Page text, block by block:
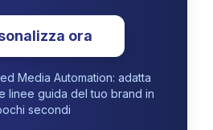
ora
Media Automation: adatta
linee guida del tuo brand in
secondi